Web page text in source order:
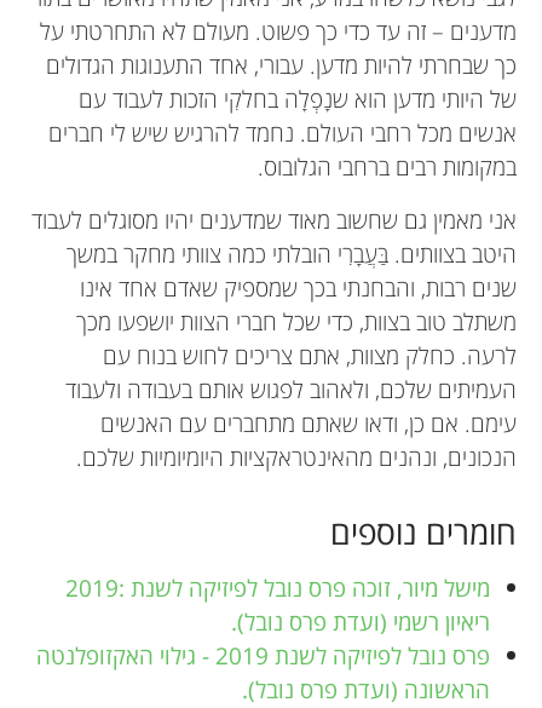
מדענים – זה עד כדי כך פשוט. מעולם לא התחרטתי על
כך שבחרתי להיות מדען. עבורי, אחד התענוגות הגדולים
של היותי מדען הוא שנָפְלָה בחלקִי הזכות לעבוד עם
אנשים מכל רחבי העולם. נחמד להרגיש שיש לי חברים
במקומות רבים ברחבי הגלובוס.
אני מאמין גם שחשוב מאוד שמדענים יהיו מסוגלים לעבוד
היטב בצוותים. בַּעֲבָרִי הובלתי כמה צוותי מחקר במשך
שנים רבות, והבחנתי בכך שמספיק שאדם אחד אינו
משתלב טוב בצוות, כדי שכל חברי הצוות יושפעו מכך
לרעה. כחלק מצוות, אתם צריכים לחוש בנוח עם
העמיתים שלכם, ולאהוב לפגוש אותם בעבודה ולעבוד
עימם. אם כן, ודאו שאתם מתחברים עם האנשים
הנכונים, ונהנים מהאינטראקציות היומיומיות שלכם.
חומרים נוספים
מישל מיור, זוכה פרס נובל לפיזיקה לשנת :2019
ריאיון רשמי (ועדת פרס נובל).
פרס נובל לפיזיקה לשנת 2019 - גילוי האקזופלנטה
הראשונה (ועדת פרס נובל).